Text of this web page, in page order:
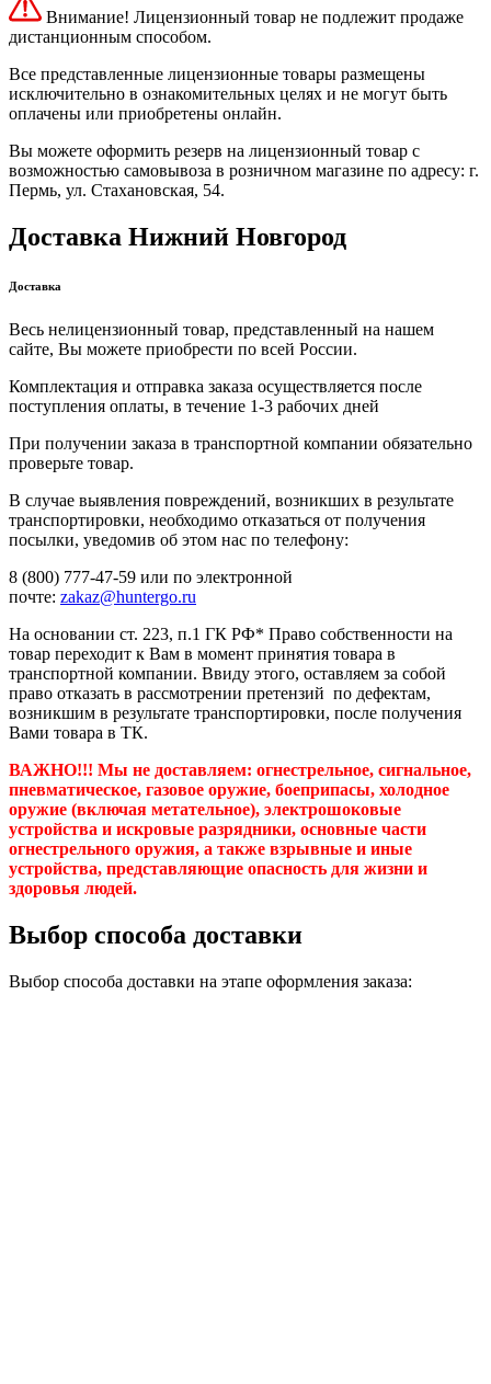
Внимание! Лицензионный товар не подлежит продаже
дистанционным способом.
Все представленные лицензионные товары размещены
исключительно в ознакомительных целях и не могут быть
оплачены или приобретены онлайн.
Вы можете оформить резерв на лицензионный товар с
возможностью самовывоза в розничном магазине по адресу: г.
Пермь, ул. Стахановская, 54.
Доставка Нижний Новгород
Доставка
Весь нелицензионный товар, представленный на нашем
сайте, Вы можете приобрести по всей России.
Комплектация и отправка заказа осуществляется после
поступления оплаты, в течение 1-3 рабочих дней
При получении заказа в транспортной компании обязательно
проверьте товар.
В случае выявления повреждений, возникших в результате
транспортировки, необходимо отказаться от получения
посылки, уведомив об этом нас по телефону:
8 (800) 777-47-59 или по электронной
почте: zakaz@huntergo.ru
На основании ст. 223, п.1 ГК РФ* Право собственности на
товар переходит к Вам в момент принятия товара в
транспортной компании. Ввиду этого, оставляем за собой
право отказать в рассмотрении претензий по дефектам,
возникшим в результате транспортировки, после получения
Вами товара в ТК.
ВАЖНО!!! Мы не доставляем: огнестрельное, сигнальное,
пневматическое, газовое оружие, боеприпасы, холодное
оружие (включая метательное), электрошоковые
устройства и искровые разрядники, основные части
огнестрельного оружия, а также взрывные и иные
устройства, представляющие опасность для жизни и
здоровья людей.
Выбор способа доставки
Выбор способа доставки на этапе оформления заказа: